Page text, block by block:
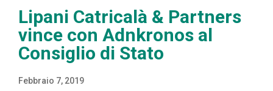
Lipani Catricalà & Partners
vince con Adnkronos al
Consiglio di Stato
Febbraio 7, 2019